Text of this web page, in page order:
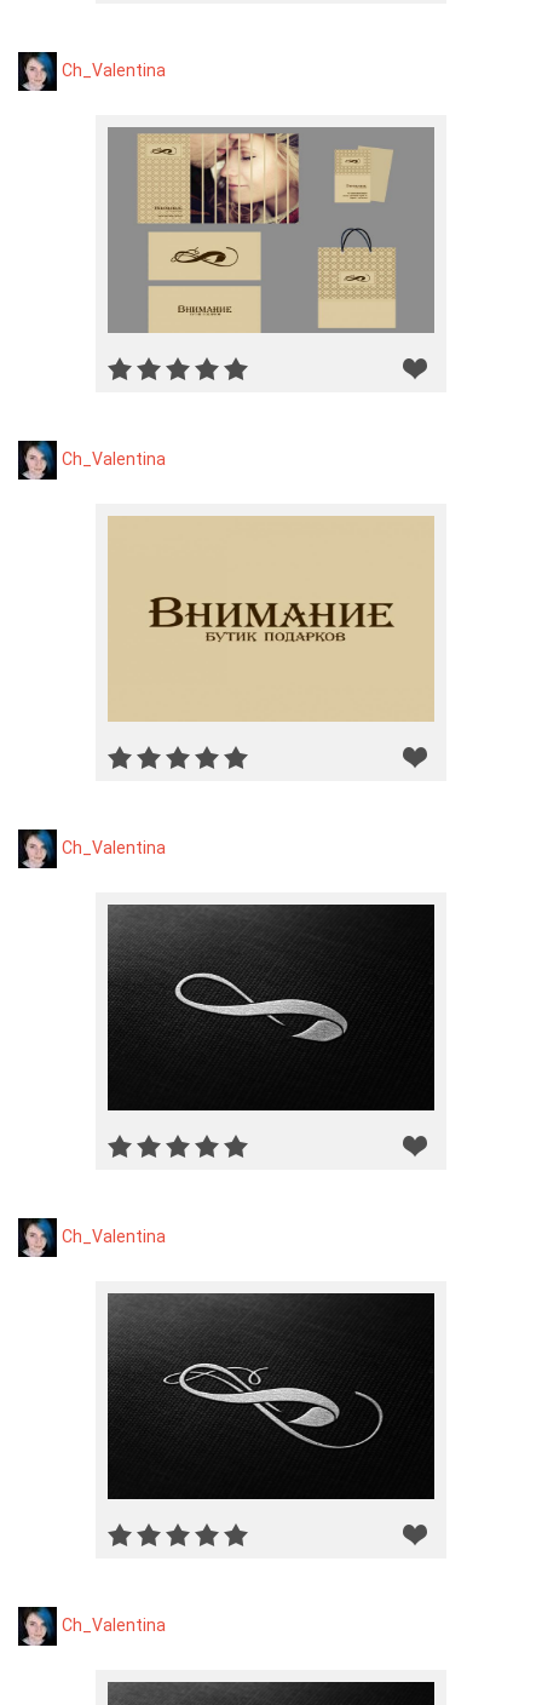
Ch_Valentina
Ch_Valentina
Ch_Valentina
Ch_Valentina
Ch_Valentina